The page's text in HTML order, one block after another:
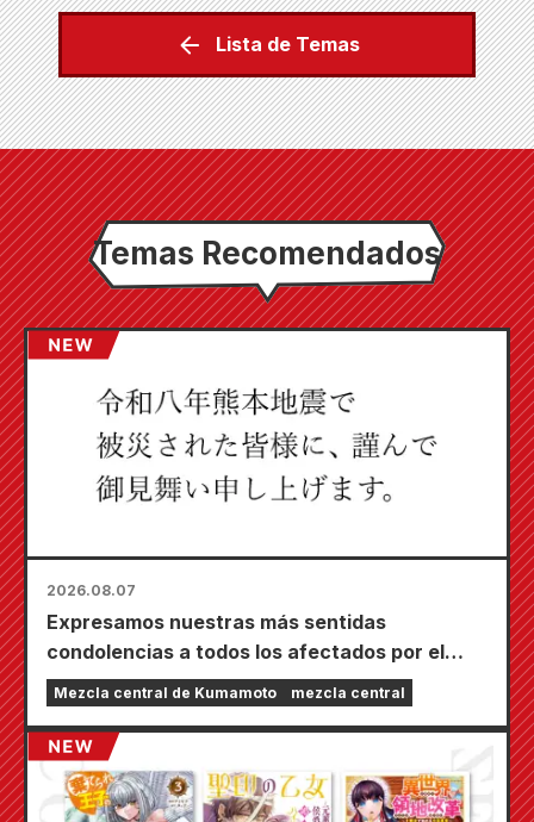
Lista de Temas
Temas Recomendados
2026.08.07
Expresamos nuestras más sentidas
condolencias a todos los afectados por el
terremoto de Kumamoto de 2026.
Mezcla central de Kumamoto mezcla central